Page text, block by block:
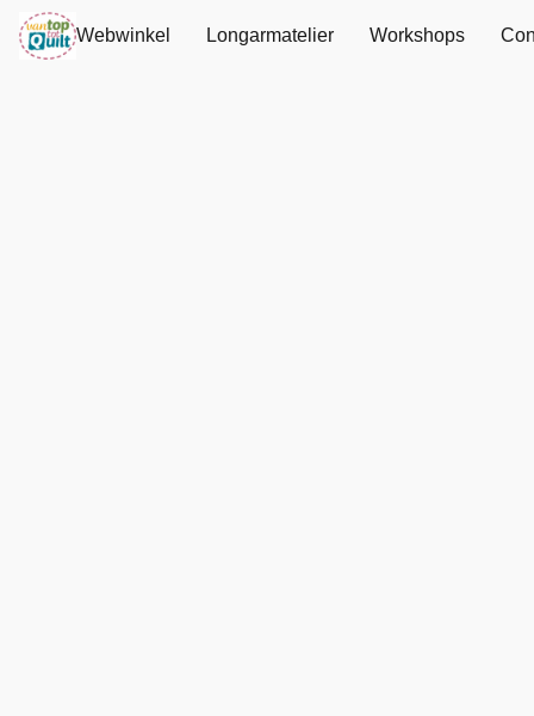
Webwinkel Longarmatelier Workshops